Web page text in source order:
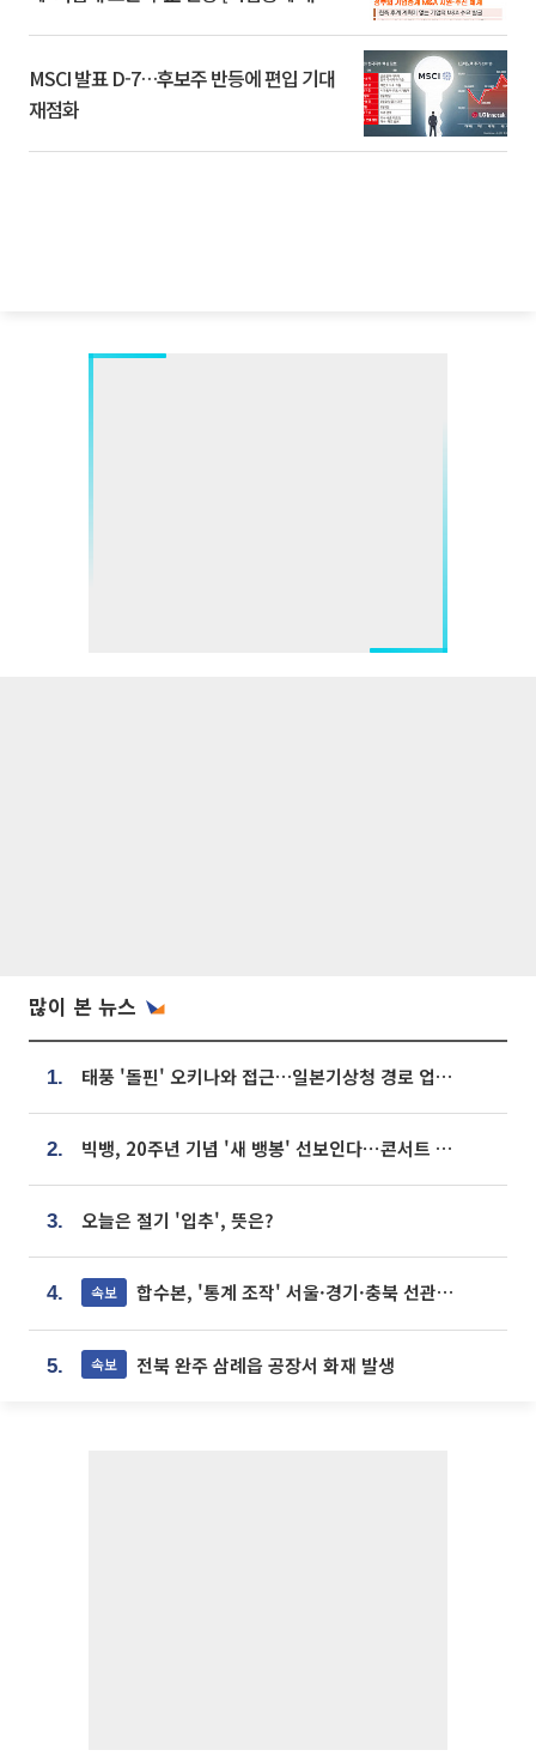
MSCI 발표 D-7…후보주 반등에 편입 기대
재점화
많이 본 뉴스
1. 태풍 '돌핀' 오키나와 접근…일본기상청 경로 업데이트
2. 빅뱅, 20주년 기념 '새 뱅봉' 선보인다⋯콘서트 앞두고 팝업 개최
3. 오늘은 절기 '입추', 뜻은?
4. 속보 합수본, '통계 조작' 서울·경기·충북 선관위 등 추가 압수수색
5. 속보 전북 완주 삼례읍 공장서 화재 발생